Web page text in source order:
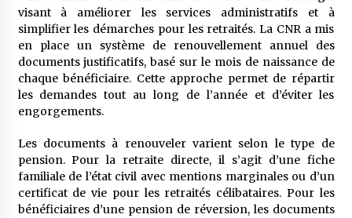
visant à améliorer les services administratifs et à
simplifier les démarches pour les retraités. La CNR a mis
en place un système de renouvellement annuel des
documents justificatifs, basé sur le mois de naissance de
chaque bénéficiaire. Cette approche permet de répartir
les demandes tout au long de l’année et d’éviter les
engorgements.
Les documents à renouveler varient selon le type de
pension. Pour la retraite directe, il s’agit d’une fiche
familiale de l’état civil avec mentions marginales ou d’un
certificat de vie pour les retraités célibataires. Pour les
bénéficiaires d’une pension de réversion, les documents